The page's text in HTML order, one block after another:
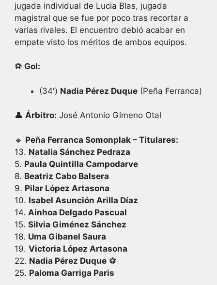
jugada individual de Lucia Blas, jugada
magistral que se fue por poco tras recortar a
varias rivales. El encuentro debió acabar en
empate visto los méritos de ambos equipos.
⚽ Gol:
(34′) Nadia Pérez Duque (Peña Ferranca)
👤 Árbitro: José Antonio Gimeno Otal
🔹 Peña Ferranca Somonplak – Titulares:
13. Natalia Sánchez Pedraza
5. Paula Quintilla Campodarve
8. Beatriz Cabo Balsera
9. Pilar López Artasona
10. Isabel Asunción Arilla Díaz
14. Ainhoa Delgado Pascual
15. Silvia Giménez Sánchez
18. Uma Gibanel Saura
19. Victoria López Artasona
22. Nadia Pérez Duque ⚽
25. Paloma Garriga Paris